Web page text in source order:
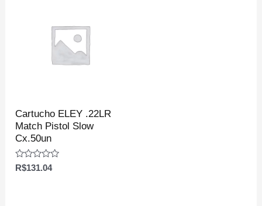
Cartucho ELEY .22LR
Match Pistol Slow
Cx.50un
Avaliação
R$131.04